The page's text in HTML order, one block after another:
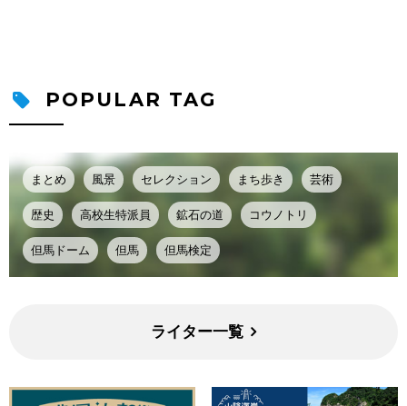
POPULAR TAG
まとめ 風景 セレクション まち歩き 芸術
歴史 高校生特派員 鉱石の道 コウノトリ
但馬ドーム 但馬 但馬検定
ライター一覧